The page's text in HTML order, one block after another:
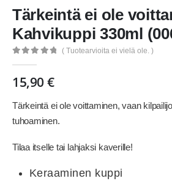
Tärkeintä ei ole
Kahvikuppi 330ml
( Tuotearvioita ei vielä ole. )
15,90 €
Tärkeintä ei ole voittaminen, vaan
tuhoaminen.
Tilaa itselle tai lahjaksi kaverille!
Keraaminen kuppi